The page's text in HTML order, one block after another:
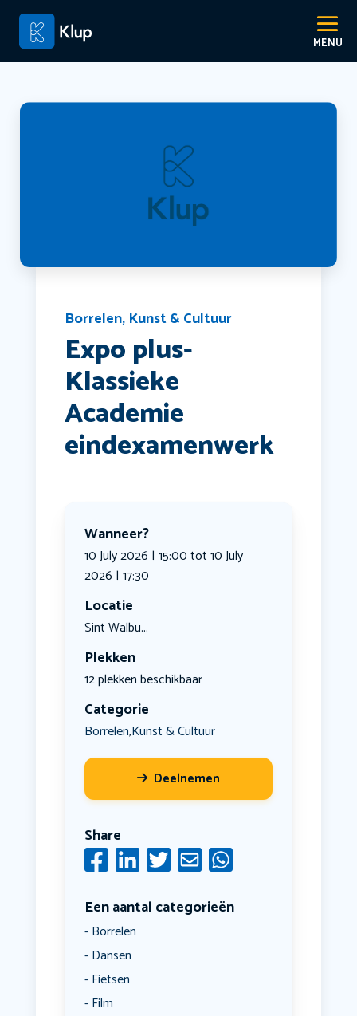
Borrelen, Kunst & Cultuur
Expo plus-
Klassieke
Academie
eindexamenwerk
Wanneer?
10 July 2026 | 15:00 tot 10 July
2026 | 17:30
Locatie
Sint Walbu...
Plekken
12 plekken beschikbaar
Categorie
Borrelen,Kunst & Cultuur
Deelnemen
Share
Een aantal categorieën
Borrelen
Dansen
Fietsen
Film